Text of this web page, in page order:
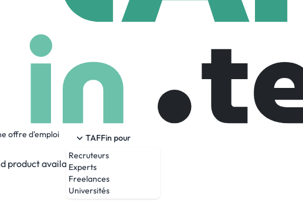
offre d'emploi
TAFFin pour
Recruteurs
Experts
Freelances
Universités
Inc.
124 Employees
class professional resource for Apparel Marketers. We focus on
complex needs without compromise. What’s more, with multiple
product availability.